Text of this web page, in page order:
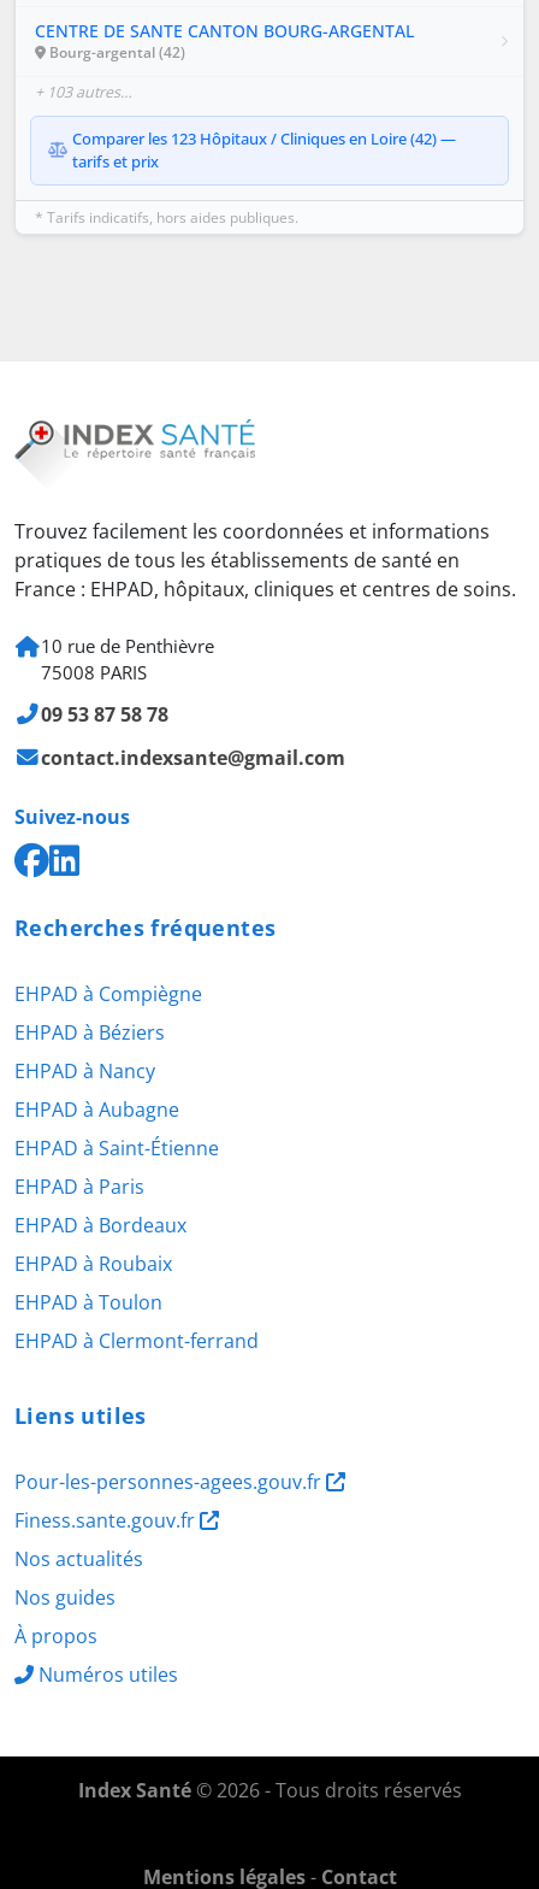
CENTRE DE SANTE CANTON BOURG-ARGENTAL
Bourg-argental (42)
+ 103 autres…
Comparer les 123 Hôpitaux / Cliniques en Loire (42) —
tarifs et prix
* Tarifs indicatifs, hors aides publiques.
Trouvez facilement les coordonnées et informations
pratiques de tous les établissements de santé en
France : EHPAD, hôpitaux, cliniques et centres de soins.
10 rue de Penthièvre
75008 PARIS
09 53 87 58 78
contact.indexsante@gmail.com
Suivez-nous
Recherches fréquentes
EHPAD à Compiègne
EHPAD à Béziers
EHPAD à Nancy
EHPAD à Aubagne
EHPAD à Saint-Étienne
EHPAD à Paris
EHPAD à Bordeaux
EHPAD à Roubaix
EHPAD à Toulon
EHPAD à Clermont-ferrand
Liens utiles
Pour-les-personnes-agees.gouv.fr
Finess.sante.gouv.fr
Nos actualités
Nos guides
À propos
Numéros utiles
Index Santé© 2026 - Tous droits réservés
Mentions légales- Contact